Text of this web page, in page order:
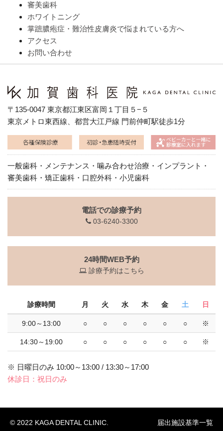
審美歯科
ホワイトニング
掌蹠膿疱症・難治性皮膚炎で悩まれている方へ
アクセス
お問い合わせ
〒135-0047 東京都江東区富岡１丁目５−５
東京メトロ東西線、都営大江戸線 門前仲町駅徒歩1分
一般歯科・メンテナンス・噛み合わせ治療・インプラント・
審美歯科・矯正歯科・口腔外科・小児歯科
電話での診療予約
03-6240-3300
24時間WEB予約
診療予約はこちら
診療時間 月 火 水 木 金 土 日
9:00～13:00 ○ ○ ○ ○ ○ ○ ※
14:30～19:00 ○ ○ ○ ○ ○ ○ ※
※ 日曜日のみ 10:00～13:00 / 13:30～17:00
休診日：祝日のみ
© 2022 KAGA DENTAL CLINIC. 届出施設基準一覧